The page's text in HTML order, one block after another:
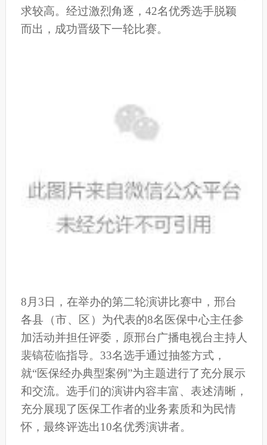
求较高。经过激烈角逐，42名优秀选手脱颖
而出，成功晋级下一轮比赛。
8月3日，在举办的第二轮演讲比赛中，邢台
各县 （市、区） 为代表的8名医保中心主任参
加活动并担任评委，原邢台广播电视台主持人
裴镐莅临指导。33名选手通过抽签方式，
就“医保经办典型案例”为主题进行了充分展示
和交流。选手们的演讲内容丰富、表述清晰，
充分展现了医保工作者的业务素质和为民情
怀，最终评选出10名优秀演讲者。